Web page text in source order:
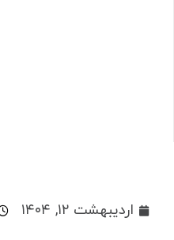
اردیبهشت ۱۲, ۱۴۰۴